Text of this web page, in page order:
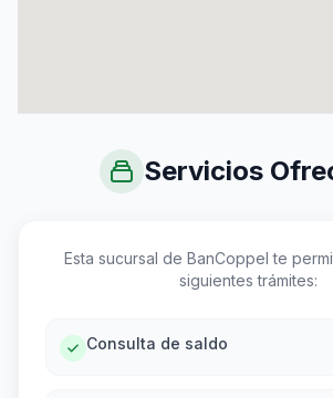
Servicios
Esta sucursal de BanCoppel te
siguientes trámites:
Consulta de saldo